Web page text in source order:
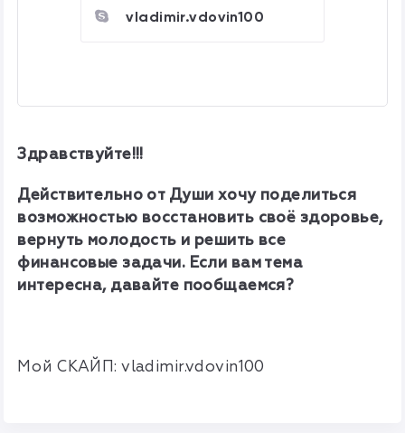
vladimir.vdovin100
Здравствуйте!!!
Действительно от Души хочу поделиться
возможностью восстановить своё здоровье,
вернуть молодость и решить все
финансовые задачи. Если вам тема
интересна, давайте пообщаемся?
Мой СКАЙП:vladimir.vdovin100